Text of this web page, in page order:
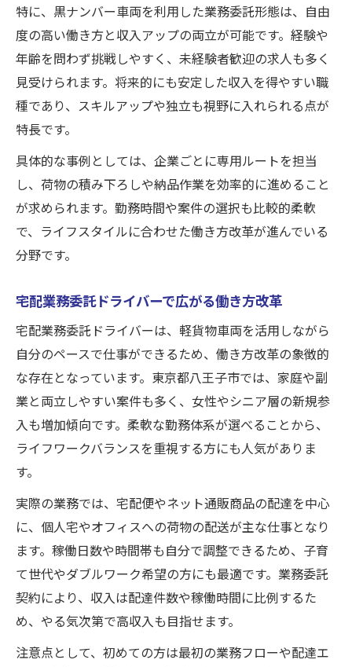
特に、黒ナンバー車両を利用した業務委託形態は、自由
度の高い働き方と収入アップの両立が可能です。経験や
年齢を問わず挑戦しやすく、未経験者歓迎の求人も多く
見受けられます。将来的にも安定した収入を得やすい職
種であり、スキルアップや独立も視野に入れられる点が
特長です。
具体的な事例としては、企業ごとに専用ルートを担当
し、荷物の積み下ろしや納品作業を効率的に進めること
が求められます。勤務時間や案件の選択も比較的柔軟
で、ライフスタイルに合わせた働き方改革が進んでいる
分野です。
宅配業務委託ドライバーで広がる働き方改革
宅配業務委託ドライバーは、軽貨物車両を活用しながら
自分のペースで仕事ができるため、働き方改革の象徴的
な存在となっています。東京都八王子市では、家庭や副
業と両立しやすい案件も多く、女性やシニア層の新規参
入も増加傾向です。柔軟な勤務体系が選べることから、
ライフワークバランスを重視する方にも人気がありま
す。
実際の業務では、宅配便やネット通販商品の配達を中心
に、個人宅やオフィスへの荷物の配送が主な仕事となり
ます。稼働日数や時間帯も自分で調整できるため、子育
て世代やダブルワーク希望の方にも最適です。業務委託
契約により、収入は配達件数や稼働時間に比例するた
め、やる気次第で高収入も目指せます。
注意点として、初めての方は最初の業務フローや配達エ